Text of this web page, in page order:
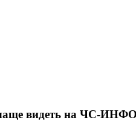
видеть на ЧС-